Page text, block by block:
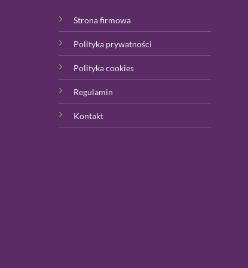
Strona firmowa
Polityka prywatności
Polityka cookies
Regulamin
Kontakt